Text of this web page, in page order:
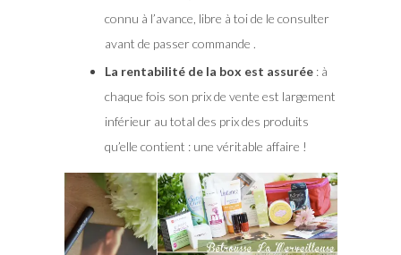
connu à l’avance, libre à toi de le consulter
avant de passer commande .
La rentabilité de la box est assurée: à
chaque fois son prix de vente est largement
inférieur au total des prix des produits
qu’elle contient : une véritable affaire !